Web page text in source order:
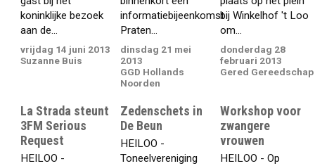
koninklijke bezoek
aan de...
vrijdag 14 juni 2013
Suzanne Buis
informatiebijeenkomst
Praten...
dinsdag 21 mei
2013
GGD Hollands
Noorden
bij Winkelhof 't Loo
om...
donderdag 28
februari 2013
Gered Gereedschap
La Strada steunt
3FM Serious
Request
HEILOO -
Zedenschets in
De Beun
HEILOO -
Toneelvereniging
Workshop voor
zwangere
vrouwen
HEILOO - Op